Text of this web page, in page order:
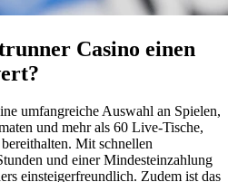
Casino einen
umfangreiche Auswahl an Spielen,
und mehr als 60 Live-Tische,
Mit schnellen
und einer Mindesteinzahlung
einsteigerfreundlich. Zudem ist das